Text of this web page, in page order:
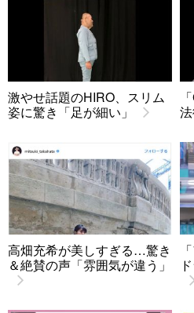
激やせ話題のHIRO、スリム
姿に驚き「足が細い」
高畑充希が美しすぎる…驚き
＆絶賛の声「雰囲気が違う」